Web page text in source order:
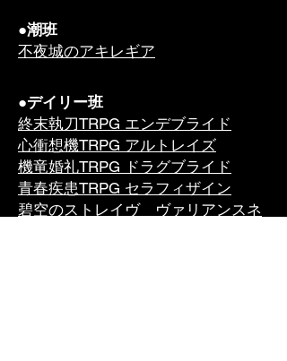
●潮班
不夜城のアキレギア
●デイリー班
終末執刀TRPG エンデブライド
心衝想機TRPG アルトレイズ
機竜婚礼TRPG ドラグブライド
青春疾患TRPG セラフィザイン
碧空のストレイヴ ヴァリアンスネ